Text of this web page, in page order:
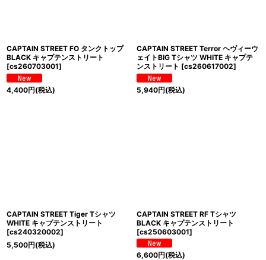
CAPTAIN STREET FO タンクトップ
BLACK キャプテンストリート
[cs260703001]
4,400円(税込)
CAPTAIN STREET Terror ヘヴィーウ
ェイトBIG Tシャツ WHITE キャプテ
ンストリート [cs260617002]
5,940円(税込)
CAPTAIN STREET Tiger Tシャツ
WHITE キャプテンストリート
[cs240320002]
5,500円(税込)
CAPTAIN STREET RF Tシャツ
BLACK キャプテンストリート
[cs250603001]
6,600円(税込)